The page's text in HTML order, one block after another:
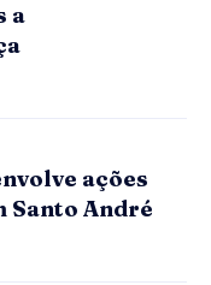
a
ações
Santo André